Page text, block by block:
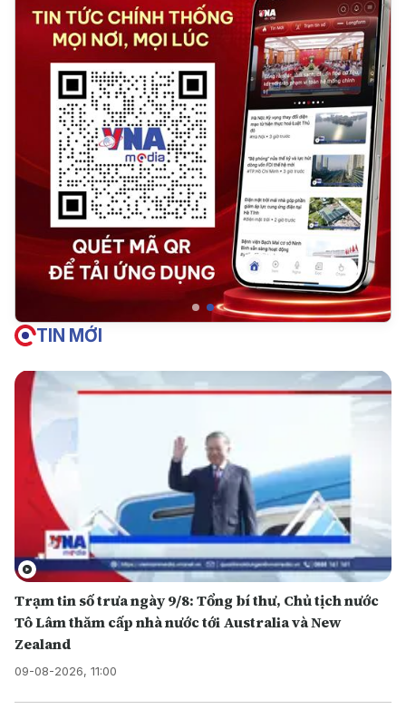
TIN MỚI
Trạm tin số trưa ngày 9/8: Tổng bí thư, Chủ tịch nước
Tô Lâm thăm cấp nhà nước tới Australia và New
Zealand
09-08-2026, 11:00